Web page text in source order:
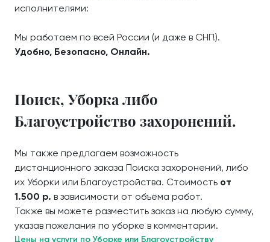
исполнителями:
Мы работаем по всей России (и даже в СНГ!).
Удобно, Безопасно, Онлайн.
Поиск, Уборка либо
Благоустройство захоронений.
Мы также предлагаем возможность
дистанционного заказа Поиска захоронений, либо
их Уборки или Благоустройства. Стоимость от
1.500 р. в зависимости от объёма работ.
Также вы можете разместить заказ на любую сумму,
указав пожелания по уборке в комментарии.
Цены на услуги по Уборке или Благоустройству